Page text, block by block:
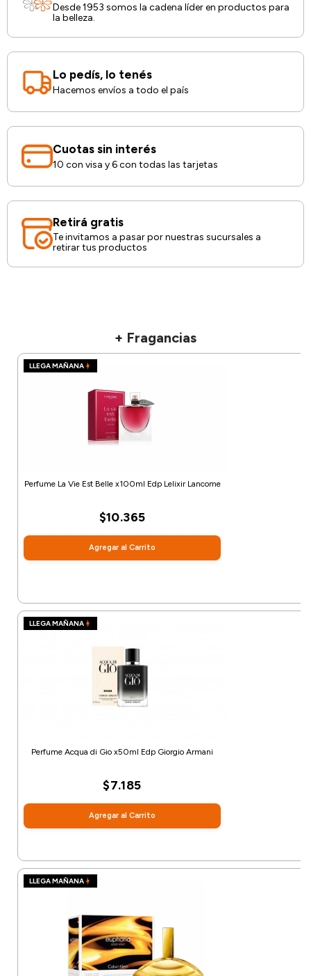
Desde 1953 somos la cadena líder en productos para
la belleza.
Lo pedís, lo tenés
Hacemos envíos a todo el país
Cuotas sin interés
10 con visa y 6 con todas las tarjetas
Retirá gratis
Te invitamos a pasar por nuestras sucursales a
retirar tus productos
+ Fragancias
LLEGA MAÑANA
Perfume La Vie Est Belle x100ml Edp Lelixir Lancome
$10.365
Agregar al Carrito
LLEGA MAÑANA
Perfume Acqua di Gio x50ml Edp Giorgio Armani
$7.185
Agregar al Carrito
LLEGA MAÑANA